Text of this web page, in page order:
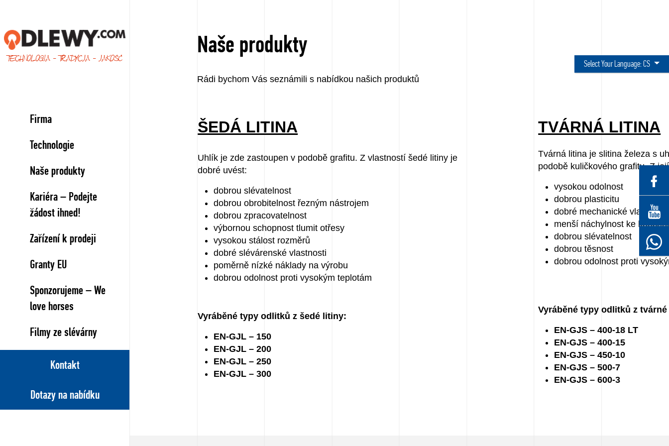
TECHNOLOGIA - TRADYCJA - JAKOŚĆ
Firma
Technologie
Naše produkty
Kariéra – Podejte
žádost ihned!
Zařízení k prodeji
Granty EU
Sponzorujeme – We
love horses
Filmy ze slévárny
Kontakt
Dotazy na nabídku
Select Your Language:CS
Naše produkty
Rádi bychom Vás seznámili s nabídkou našich produktů
ŠEDÁ LITINA TVÁRNÁ LITINA
Uhlík je zde zastoupen v podobě grafitu. Z vlastností šedé litiny je
dobré uvést:
dobrou slévatelnost
dobrou obrobitelnost řezným nástrojem
dobrou zpracovatelnost
výbornou schopnost tlumit otřesy
vysokou stálost rozměrů
dobré slévárenské vlastnosti
poměrně nízké náklady na výrobu
dobrou odolnost proti vysokým teplotám
Tvárná litina je slitina železa s
podobě kuličkového grafitu. Z
vysokou odolnost
dobrou plasticitu
dobré mechanické vlastnosti
menší náchylnost ke
dobrou slévatelnost
dobrou těsnost
dobrou odolnost proti
Vyráběné typy odlitků z šedé litiny:
EN-GJL – 150
EN-GJL – 200
EN-GJL – 250
EN-GJL – 300
Vyráběné typy odlitků z
EN-GJS – 400-18 LT
EN-GJS – 400-15
EN-GJS – 450-10
EN-GJS – 500-7
EN-GJS – 600-3